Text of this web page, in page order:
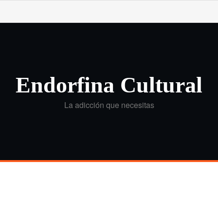
Endorfina Cultural
La adicción que necesitas